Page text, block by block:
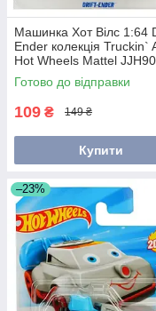
Машинка Хот Вілс 1:64
Ender колекція Truckin`
Hot Wheels Mattel JJH90
Готово до відправки
109 ₴ 149 ₴
Купити
–23%